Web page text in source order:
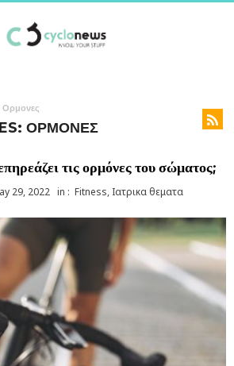
ΟΡΜΟΝΕΣ
τις ορμόνες του σώματος;
29, 2022 in : Fitness, Ιατρικα θεματα